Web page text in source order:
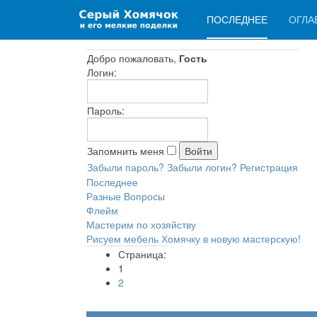
ПОСЛЕДНЕЕ
Добро пожаловать, Гость
Логин:
Пароль:
Запомнить меня
Забыли пароль? Забыли логин? Регистрация
Последнее
Разные Вопросы
Флейм
Мастерим по хозяйству
Рисуем мебель Хомячку в новую мастерскую!
Страница:
1
2